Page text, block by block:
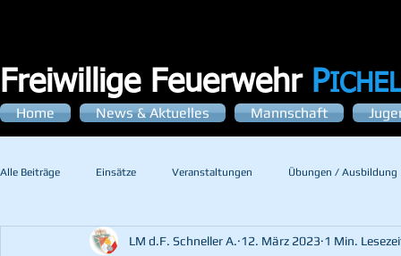
Freiwillige Feuerwehr P
Home News & Aktuelles Mannschaft
Alle Beiträge Einsätze Veranstaltungen Übungen / Ausbildung
LM d.F. Schneller A. 12. März 2023 1 Min.